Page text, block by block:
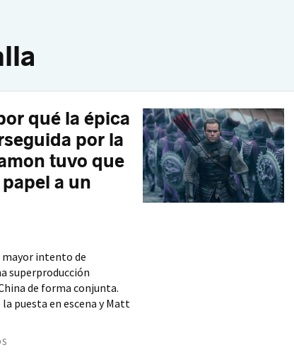
qué la épica
por la
tuvo que
a un
mayor intento de
superproducción
de forma conjunta.
puesta en escena y Matt